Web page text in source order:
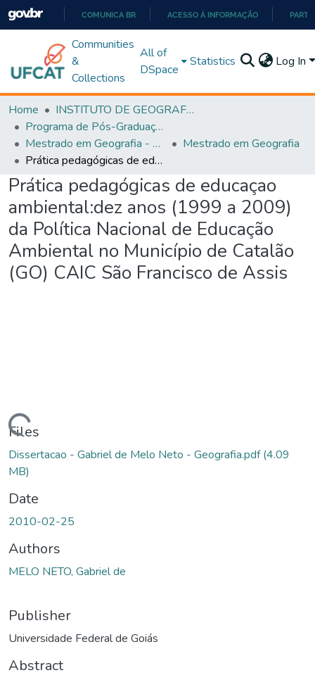
PARA
O
COMUNICA BR ACESSO À INFORMAÇÃO
Communities
&
Collections
All of
DSpace
Statistics Log In
Home
INSTITUTO DE GEOGRAFIA
Programa de Pós-Graduação em Geografia - PPGGEO
Mestrado em Geografia - PPGGEO
Mestrado em Geografia
Prática pedagógicas de educaçao ambiental:dez anos (1999 a 2009) da Política Nacional de Educação Ambiental no Município de Catalão (GO) CAIC São Francisco de Assis
Prática pedagógicas de educaçao
ambiental:dez anos (1999 a 2009)
da Política Nacional de Educação
Ambiental no Município de Catalão
(GO) CAIC São Francisco de Assis
Files
Dissertacao - Gabriel de Melo Neto - Geografia.pdf(4.09
MB)
Date
2010-02-25
Authors
MELO NETO, Gabriel de
Publisher
Universidade Federal de Goiás
Abstract